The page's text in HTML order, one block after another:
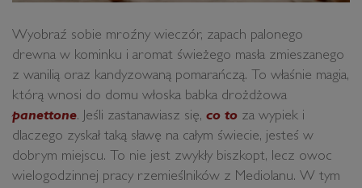
Wyobraź sobie mroźny wieczór, zapach palonego
drewna w kominku i aromat świeżego masła zmieszanego
z wanilią oraz kandyzowaną pomarańczą. To właśnie magia,
którą wnosi do domu włoska babka drożdżowa
panettone. Jeśli zastanawiasz się, co to za wypiek i
dlaczego zyskał taką sławę na całym świecie, jesteś w
dobrym miejscu. To nie jest zwykły biszkopt, lecz owoc
wielogodzinnej pracy rzemieślników z Mediolanu. W tym